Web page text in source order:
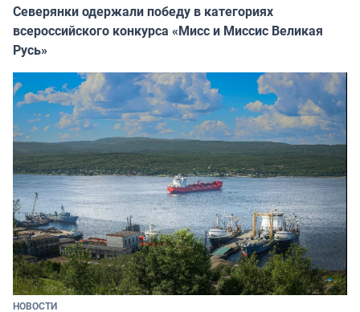
Северянки одержали победу в категориях
всероссийского конкурса «Мисс и Миссис Великая
Русь»
НОВОСТИ